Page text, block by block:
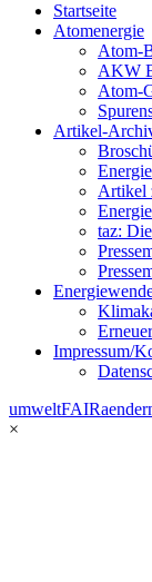
Startseite
Atomenergie
Atom-
AKW
Atom-
Artikel-
Artikel
taz:
Impressum/
×